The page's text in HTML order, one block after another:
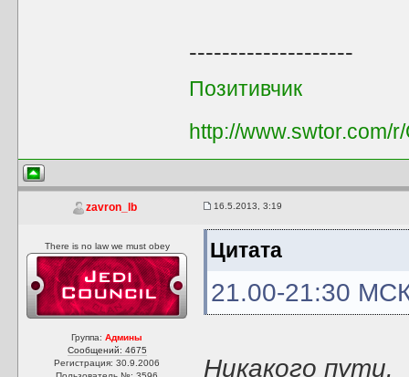
--------------------
Позитивчик
http://www.swtor.com/
zavron_lb 16.5.2013, 3:19
There is no law we must obey
Группа:Админы
Сообщений: 4675
Регистрация: 30.9.2006
Цитата
21.00-21:30
Никакого пути.